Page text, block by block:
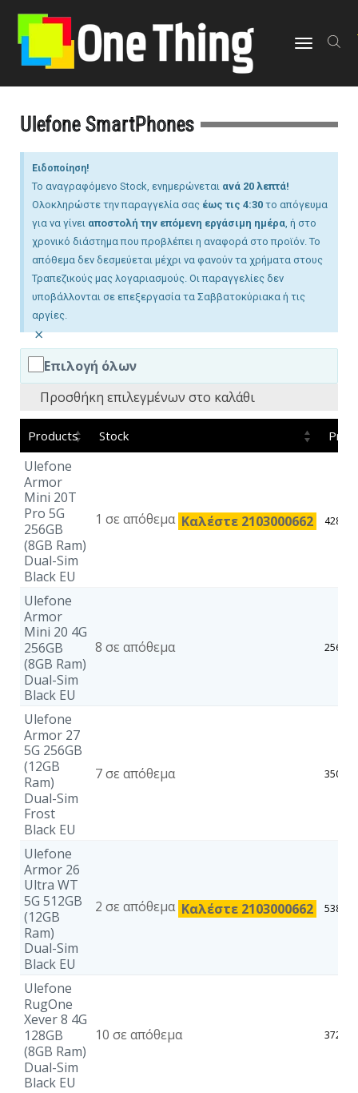
περιεχόμενο
Εναλλαγή
Ulefone SmartPhones
Ειδοποίηση!
Το αναγραφόμενο Stock, ενημερώνεται ανά 20 λεπτά!
Ολοκληρώστε την παραγγελία σας έως τις 4:30 το απόγευμα
για να γίνει αποστολή την επόμενη εργάσιμη ημέρα, ή στο
χρονικό διάστημα που προβλέπει η αναφορά στο προϊόν. Το
απόθεμα δεν δεσμεύεται μέχρι να φανούν τα χρήματα στους
Τραπεζικούς μας λογαριασμούς. Οι παραγγελίες δεν
υποβάλλονται σε επεξεργασία τα Σαββατοκύριακα ή τις
αργίες.
×
Επιλογή όλων
Προσθήκη επιλεγμένων στο καλάθι
Products Stock Price
Ulefone
Armor
Mini 20T
Pro 5G
256GB
(8GB Ram)
Dual-Sim
Black EU
1 σε απόθεμα Καλέστε 2103000662 428,63
Ulefone
Armor
Mini 20 4G
256GB
(8GB Ram)
Dual-Sim
Black EU
8 σε απόθεμα 256,70
Ulefone
Armor 27
5G 256GB
(12GB
Ram)
Dual-Sim
Frost
Black EU
7 σε απόθεμα 350,20
Ulefone
Armor 26
Ultra WT
5G 512GB
(12GB
Ram)
Dual-Sim
Black EU
2 σε απόθεμα Καλέστε 2103000662 538,75
Ulefone
RugOne
Xever 8 4G
128GB
(8GB Ram)
Dual-Sim
Black EU
10 σε απόθεμα 372,11